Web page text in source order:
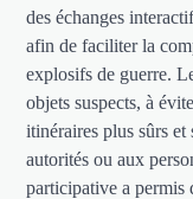
des échanges
afin de faciliter la
explosifs de guerre.
objets suspects, à
itinéraires plus sûrs
autorités ou aux
participative a permis